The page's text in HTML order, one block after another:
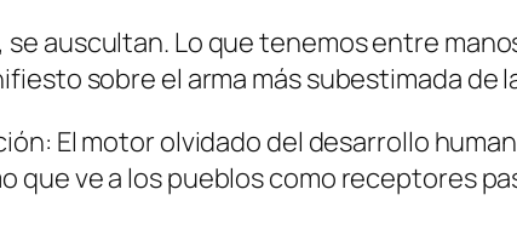
auscultan. Lo que tenemos entre
sobre el arma más subestimada de
El motor olvidado del desarrollo
que ve a los pueblos como receptores